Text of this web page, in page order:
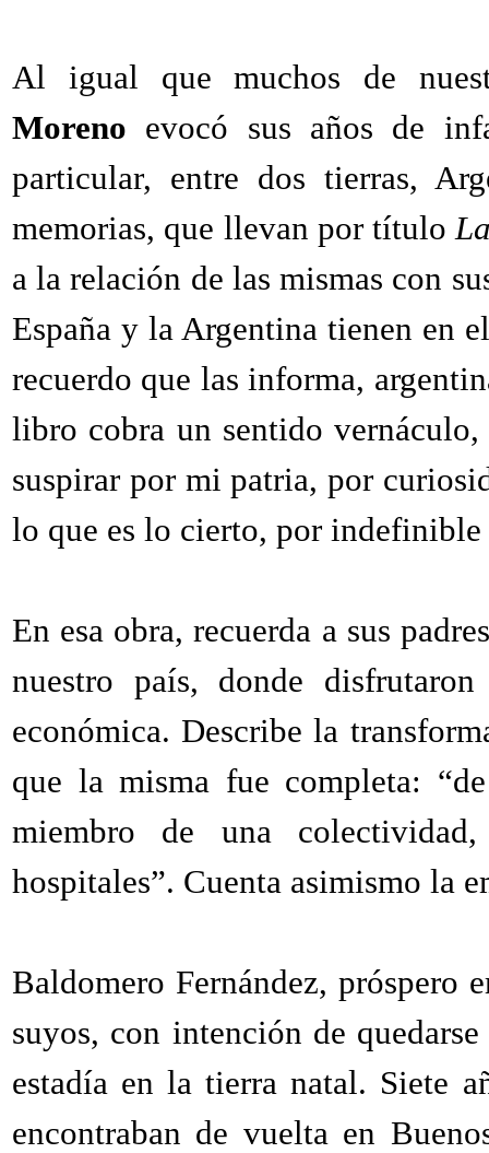
Al igual que muchos de
Moreno evocó sus años de
particular, entre dos tierras,
memorias, que llevan por título
a la relación de las mismas con
España y la Argentina tienen en
recuerdo que las informa,
libro cobra un sentido
suspirar por mi patria, por
lo que es lo cierto, por
En esa obra, recuerda a sus
nuestro país, donde
económica. Describe la
que la misma fue completa:
miembro de una
hospitales”. Cuenta asimismo la
Baldomero Fernández, próspero
suyos, con intención de
estadía en la tierra natal. Siete
encontraban de vuelta en